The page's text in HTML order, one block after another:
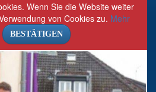
Wenn Sie die Website weiter
von Cookies zu. Mehr
BESTÄTIGEN